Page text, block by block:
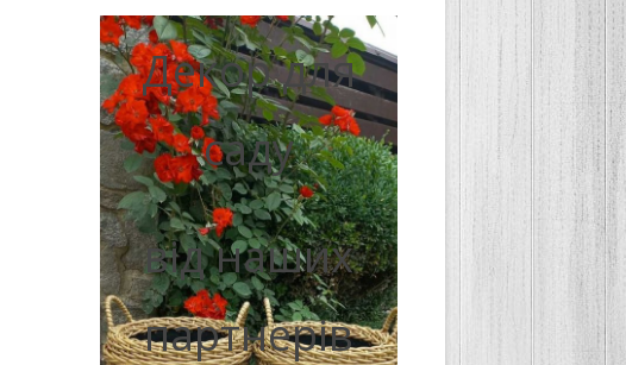
Декор для
саду
від наших
партнерів